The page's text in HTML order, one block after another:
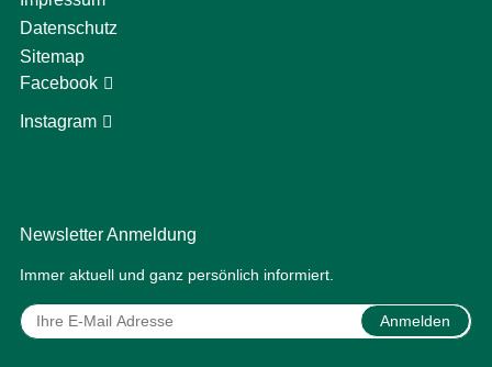
Datenschutz
Sitemap
Facebook
Instagram
Newsletter Anmeldung
Immer aktuell und ganz persönlich informiert.
Anmelden